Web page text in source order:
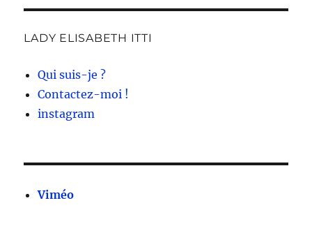
LADY ELISABETH ITTI
Qui suis-je ?
Contactez-moi !
instagram
Viméo